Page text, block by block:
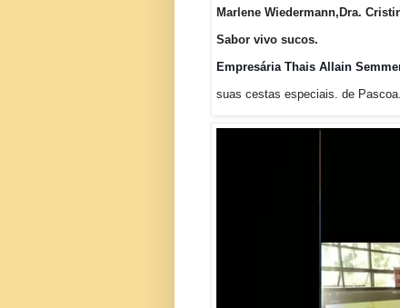
Marlene Wiedermann,Dra.
Sabor vivo sucos.
Empresária Thais Allain
suas cestas especiais. de Pascoa.